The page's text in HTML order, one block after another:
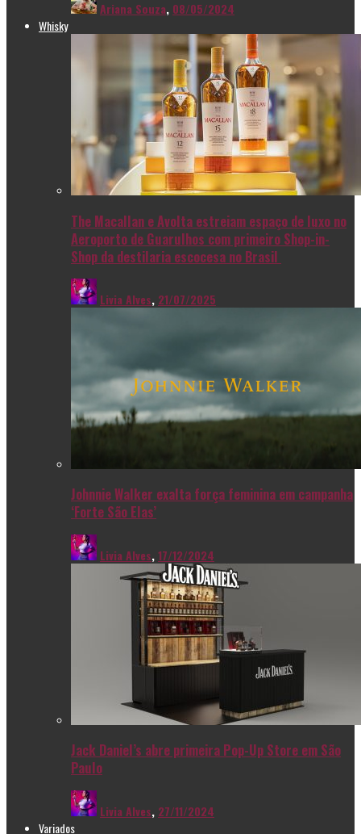
Ariana Souza, 08/05/2024
Whisky
The Macallan e Avolta estreiam espaço de luxo no
Aeroporto de Guarulhos com primeiro Shop-in-
Shop da destilaria escocesa no Brasil
Livia Alves, 21/07/2025
Johnnie Walker exalta força feminina em campanha
‘Forte São Elas’
Livia Alves,17/12/2024
Jack Daniel’s abre primeira Pop-Up Store em São
Paulo
Livia Alves, 27/11/2024
Variados